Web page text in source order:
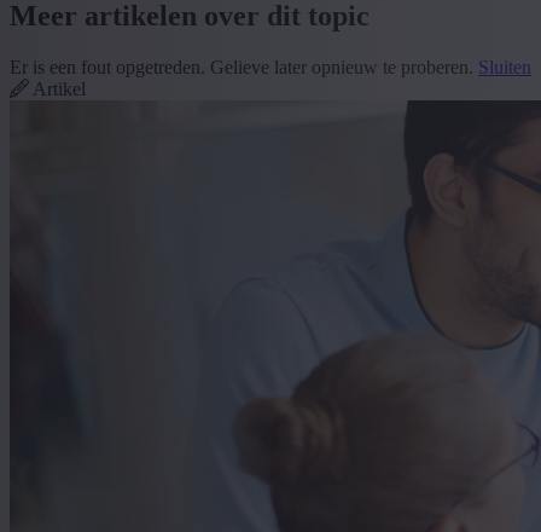
Meer artikelen over dit topic
Er is een fout opgetreden. Gelieve later opnieuw te proberen. Sluiten
Artikel